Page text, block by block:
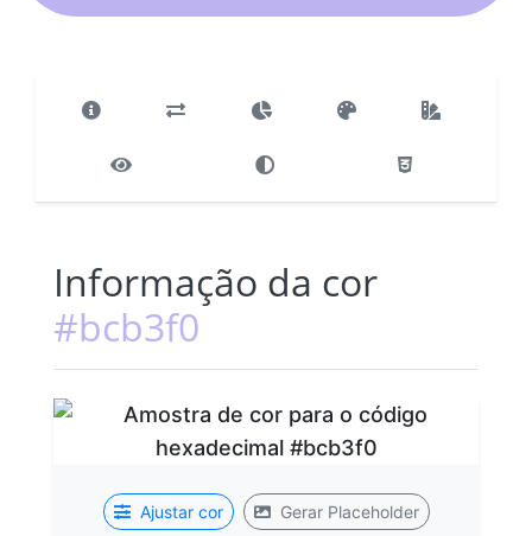
Informação da cor
#bcb3f0
Ajustar cor Gerar Placeholder